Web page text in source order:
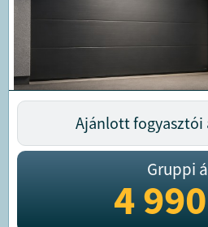
Ajánlott fogyasztói
Gruppi
4